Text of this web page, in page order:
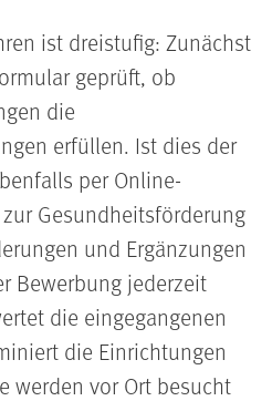
ist dreistufig: Zunächst
geprüft, ob
die
erfüllen. Ist dies der
per Online-
Gesundheitsförderung
und Ergänzungen
Bewerbung jederzeit
die eingegangenen
die Einrichtungen
werden vor Ort besucht